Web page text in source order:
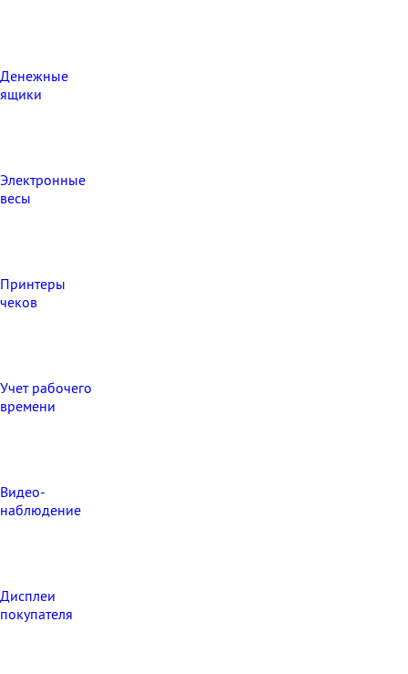
Денежные
ящики
Электронные
весы
Принтеры
чеков
Учет рабочего
времени
Видео‑
наблюдение
Дисплеи
покупателя